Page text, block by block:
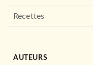
Recettes
AUTEURS